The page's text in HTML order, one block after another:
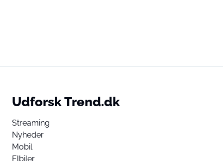
Udforsk Trend.dk
Streaming
Nyheder
Mobil
Elbiler